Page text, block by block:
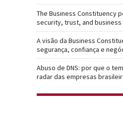
The Business Constituency
security, trust, and
A visão da Business
segurança, confiança e
Abuso de DNS: por que o
radar das empresas